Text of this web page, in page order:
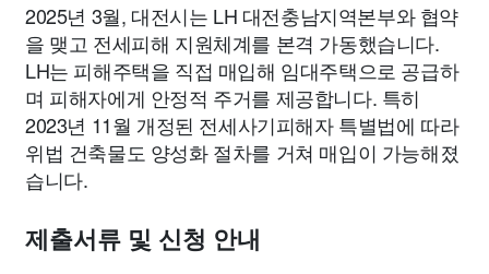
2025년 3월, 대전시는 LH 대전충남지역본부와 협약
을 맺고 전세피해 지원체계를 본격 가동했습니다.
LH는 피해주택을 직접 매입해 임대주택으로 공급하
며 피해자에게 안정적 주거를 제공합니다. 특히
2023년 11월 개정된 전세사기피해자 특별법에 따라
위법 건축물도 양성화 절차를 거쳐 매입이 가능해졌
습니다.
제출서류 및 신청 안내